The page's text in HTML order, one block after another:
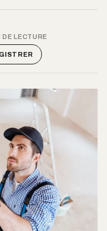
DE LECTURE